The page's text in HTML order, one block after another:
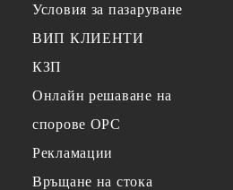
Условия за пазаруване
ВИП КЛИЕНТИ
КЗП
Онлайн решаване на
спорове OPC
Рекламации
Връщане на стока